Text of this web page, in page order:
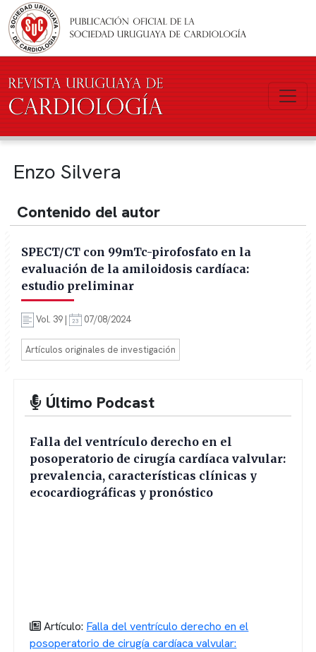
Pasar al contenido principal
Enzo Silvera
Contenido del autor
SPECT/CT con 99mTc-pirofosfato en la
evaluación de la amiloidosis cardíaca:
estudio preliminar
Vol. 39 | 07/08/2024
Artículos originales de investigación
Último Podcast
Falla del ventrículo derecho en el
posoperatorio de cirugía cardíaca valvular:
prevalencia, características clínicas y
ecocardiográficas y pronóstico
Artículo: Falla del ventrículo derecho en el
posoperatorio de cirugía cardíaca valvular: